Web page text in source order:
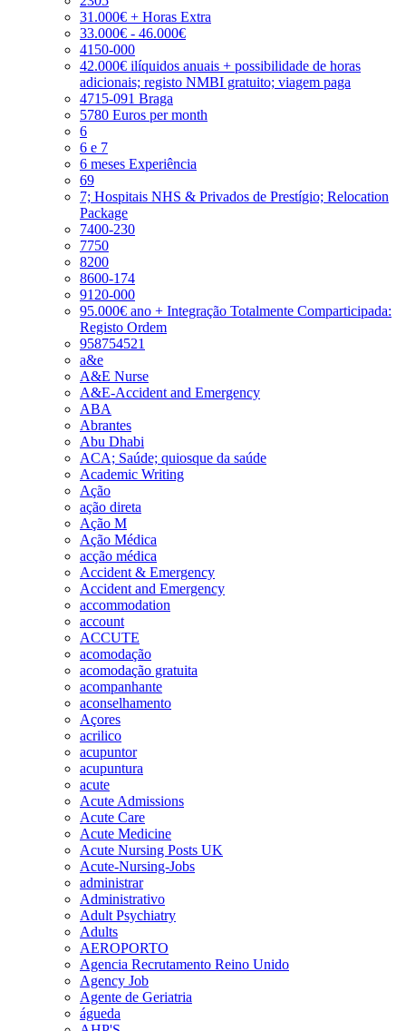
31.000€ + Horas Extra
33.000€ - 46.000€
4150-000
42.000€ ilíquidos anuais + possibilidade de horas
adicionais; registo NMBI gratuito; viagem paga
4715-091 Braga
5780 Euros per month
6
6 e 7
6 meses Experiência
69
7; Hospitais NHS & Privados de Prestígio; Relocation
Package
7400-230
7750
8200
8600-174
9120-000
95.000€ ano + Integração Totalmente Comparticipada:
Registo Ordem
958754521
a&e
A&E Nurse
A&E-Accident and Emergency
ABA
Abrantes
Abu Dhabi
ACA; Saúde; quiosque da saúde
Academic Writing
Ação
ação direta
Ação M
Ação Médica
acção médica
Accident & Emergency
Accident and Emergency
accommodation
account
ACCUTE
acomodação
acomodação gratuita
acompanhante
aconselhamento
Açores
acrilico
acupuntor
acupuntura
acute
Acute Admissions
Acute Care
Acute Medicine
Acute Nursing Posts UK
Acute-Nursing-Jobs
administrar
Administrativo
Adult Psychiatry
Adults
AEROPORTO
Agencia Recrutamento Reino Unido
Agency Job
Agente de Geriatria
águeda